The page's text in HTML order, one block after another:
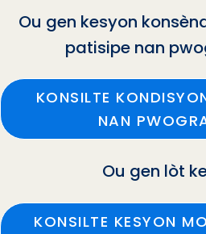
Ou gen kesyon
patisipe nan
KONSILTE
NAN
Ou gen lòt
KONSILTE KESYON